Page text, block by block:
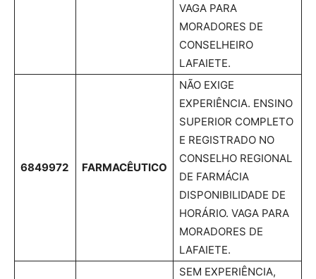
VAGA PARA
MORADORES DE
CONSELHEIRO
LAFAIETE.
6849972 FARMACÊUTICO
NÃO EXIGE
EXPERIÊNCIA. ENSINO
SUPERIOR COMPLETO
E REGISTRADO NO
CONSELHO REGIONAL
DE FARMÁCIA
DISPONIBILIDADE DE
HORÁRIO. VAGA PARA
MORADORES DE
LAFAIETE.
SEM EXPERIÊNCIA,